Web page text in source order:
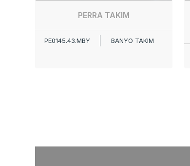
PERRA TAKIM
PE0145.43.MBY BANYO TAKIM